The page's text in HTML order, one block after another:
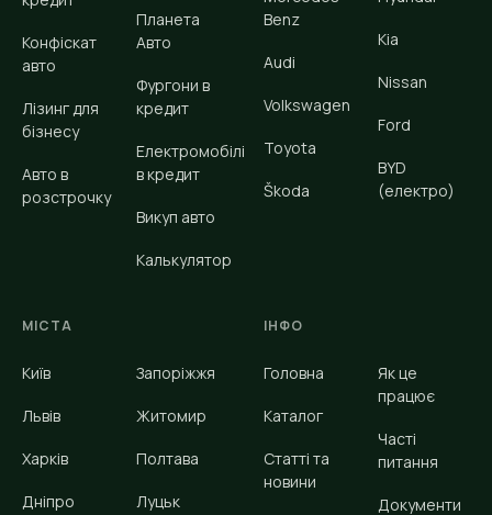
Конфіскат
авто
Лізинг для
бізнесу
Авто в
розстрочку
Планета
Авто
Фургони в
кредит
Електромобілі
в кредит
Викуп авто
Калькулятор
Benz
Audi
Volkswagen
Toyota
Škoda
Kia
Nissan
Ford
BYD
(електро)
МІСТА
Київ
Львів
Харків
Дніпро
Запоріжжя
Житомир
Полтава
Луцьк
ІНФО
Головна
Каталог
Статті та
новини
Як це
працює
Часті
питання
Документи